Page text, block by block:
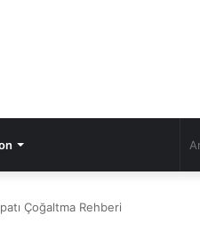
Çoğaltma Rehberi